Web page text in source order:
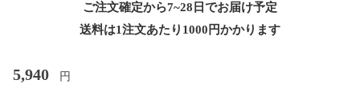
ご注文確定から7~28日でお届け予定
送料は1注文あたり 1000 円かかります
5,940 円